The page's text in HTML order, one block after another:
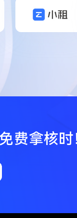
费拿核时